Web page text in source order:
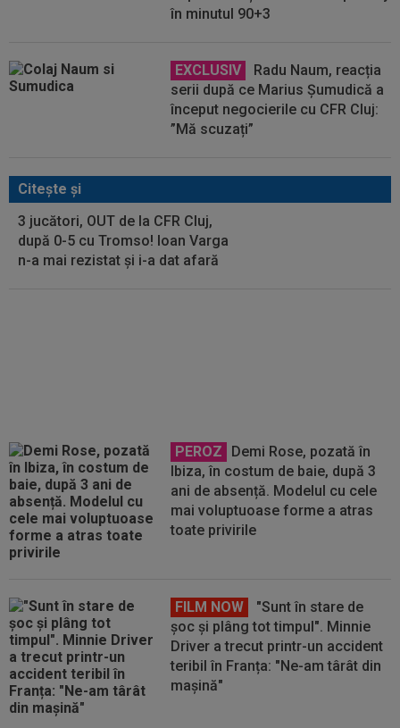
în minutul 90+3
EXCLUSIV
Radu Naum, reacția
serii după ce Marius Șumudică a
început negocierile cu CFR Cluj:
”Mă scuzați”
Citeşte şi
3 jucători, OUT de la CFR Cluj,
după 0-5 cu Tromso! Ioan Varga
n-a mai rezistat și i-a dat afară
PEROZ
Demi Rose, pozată în
Ibiza, în costum de baie, după 3
ani de absență. Modelul cu cele
mai voluptuoase forme a atras
toate privirile
FILM NOW
"Sunt în stare de
șoc și plâng tot timpul". Minnie
Driver a trecut printr-un accident
teribil în Franța: "Ne-am târât din
mașină"